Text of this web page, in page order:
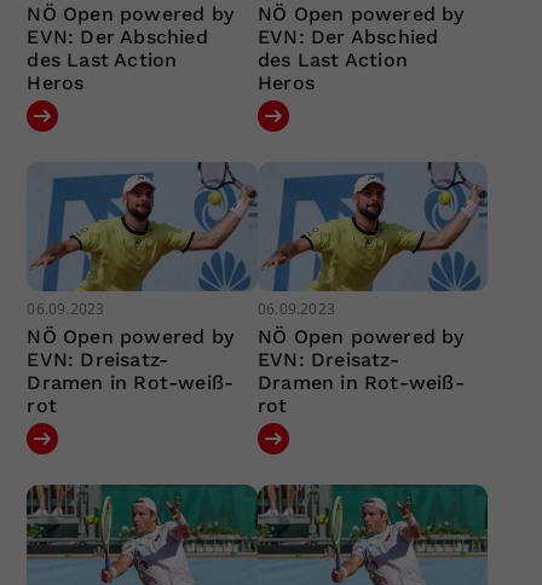
NÖ Open powered by
EVN: Der Abschied
des Last Action
Heros
NÖ Open powered by
EVN: Der Abschied
des Last Action
Heros
06.09.2023
NÖ Open powered by
EVN: Dreisatz-
Dramen in Rot-weiß-
rot
06.09.2023
NÖ Open powered by
EVN: Dreisatz-
Dramen in Rot-weiß-
rot